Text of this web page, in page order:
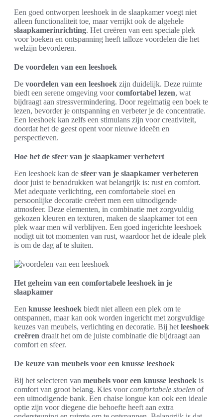
Een goed ontworpen leeshoek in de slaapkamer voegt niet
alleen functionaliteit toe, maar verrijkt ook de algehele
slaapkamerinrichting. Het creëren van een speciale plek
voor boeken en ontspanning heeft talloze voordelen die het
welzijn bevorderen.
De voordelen van een leeshoek
De voordelen van een leeshoek zijn duidelijk. Deze ruimte
biedt een serene omgeving voorcomfortabel lezen, wat
bijdraagt aan stressvermindering. Door regelmatig een boek te
lezen, bevorder je ontspanning en verbeter je de concentratie.
Een leeshoek kan zelfs een stimulans zijn voor creativiteit,
doordat het de geest opent voor nieuwe ideeën en
perspectieven.
Hoe het de sfeer van je slaapkamer verbetert
Een leeshoek kan de sfeer van je slaapkamer verbeteren
door juist te benadrukken wat belangrijk is: rust en comfort.
Met adequate verlichting, een comfortabele stoel en
persoonlijke decoratie creëert men een uitnodigende
atmosfeer. Deze elementen, in combinatie met zorgvuldig
gekozen kleuren en texturen, maken de slaapkamer tot een
plek waar men wil verblijven. Een goed ingerichte leeshoek
nodigt uit tot momenten van rust, waardoor het de ideale plek
is om de dag af te sluiten.
Het geheim van een comfortabele leeshoek in je
slaapkamer
Een knusse leeshoek biedt niet alleen een plek om te
ontspannen, maar kan ook worden ingericht met zorgvuldige
keuzes van meubels, verlichting en decoratie. Bij het leeshoek
creëren draait het om de juiste combinatie die bijdraagt aan
comfort en sfeer.
De keuze van meubels voor een knusse leeshoek
Bij het selecteren van meubels voor een knusse leeshoek is
comfort van groot belang. Kies voorcomfortabele stoelen of
een uitnodigende bank. Een chaise longue kan ook een ideale
optie zijn voor diegene die behoefte heeft aan extra